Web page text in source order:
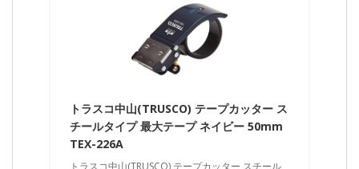
トラスコ中山(TRUSCO) テープカッター ス
チールタイプ 最大テープ ネイビー 50mm
TEX-226A